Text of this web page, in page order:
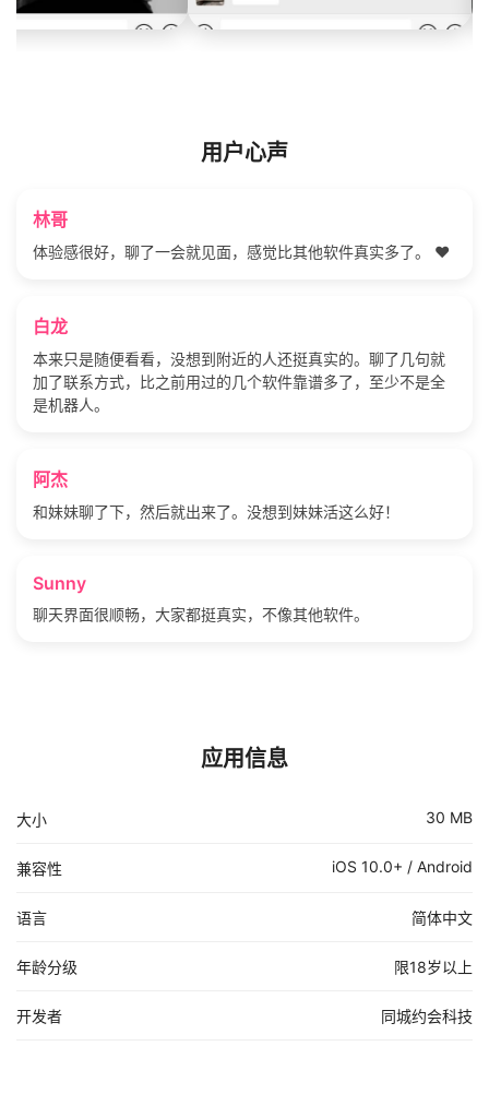
用户心声
林哥
体验感很好，聊了一会就见面，感觉比其他软件真实多了。 ❤️
白龙
本来只是随便看看，没想到附近的人还挺真实的。聊了几句就
加了联系方式，比之前用过的几个软件靠谱多了，至少不是全
是机器人。
阿杰
和妹妹聊了下，然后就出来了。没想到妹妹活这么好！
Sunny
聊天界面很顺畅，大家都挺真实，不像其他软件。
应用信息
大小 30 MB
兼容性 iOS 10.0+ / Android
语言 简体中文
年龄分级 限18岁以上
开发者 同城约会科技